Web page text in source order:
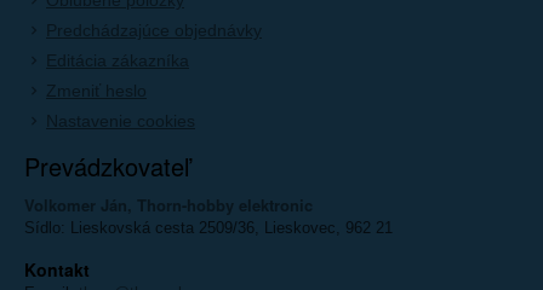
Predchádzajúce objednávky
Editácia zákazníka
Zmeniť heslo
Nastavenie cookies
Prevádzkovateľ
Volkomer Ján, Thorn-hobby elektronic
Sídlo: Lieskovská cesta 2509/36, Lieskovec, 962 21
Kontakt